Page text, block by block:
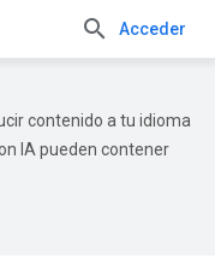
Acceder
contenido a tu idioma
IA pueden contener